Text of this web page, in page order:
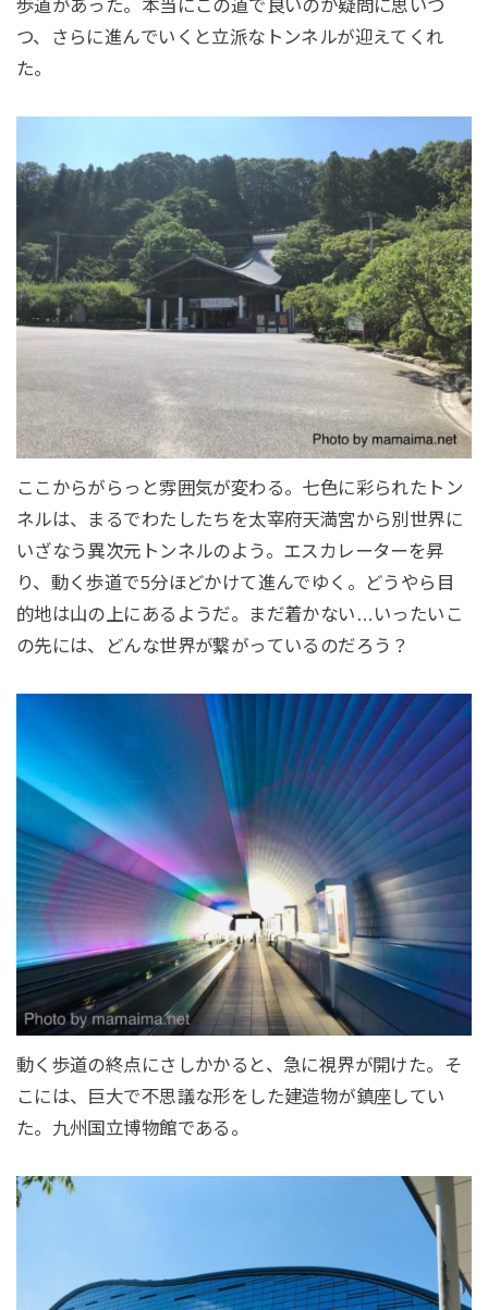
歩道があった。本当にこの道で良いのか疑問に思いつ
つ、さらに進んでいくと立派なトンネルが迎えてくれ
た。
ここからがらっと雰囲気が変わる。七色に彩られたトン
ネルは、まるでわたしたちを太宰府天満宮から別世界に
いざなう異次元トンネルのよう。エスカレーターを昇
り、動く歩道で5分ほどかけて進んでゆく。どうやら目
的地は山の上にあるようだ。まだ着かない…いったいこ
の先には、どんな世界が繋がっているのだろう？
動く歩道の終点にさしかかると、急に視界が開けた。そ
こには、巨大で不思議な形をした建造物が鎮座してい
た。九州国立博物館である。